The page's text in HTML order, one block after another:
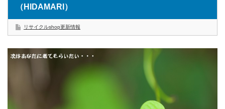
（HIDAMARI）
リサイクルshop更新情報